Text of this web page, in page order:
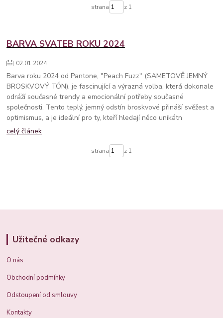
strana z 1
BARVA SVATEB ROKU 2024
02.01.2024
Barva roku 2024 od Pantone, "Peach Fuzz" (SAMETOVĚ JEMNÝ
BROSKVOVÝ TÓN), je fascinující a výrazná volba, která dokonale
odráží současné trendy a emocionální potřeby současné
společnosti. Tento teplý, jemný odstín broskvové přináší svěžest a
optimismus, a je ideální pro ty, kteří hledají něco unikátn
celý článek
strana z 1
Užitečné odkazy
O nás
Obchodní podmínky
Odstoupení od smlouvy
Kontakty